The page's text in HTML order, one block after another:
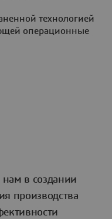
технологией
операционные
нам в создании
производства